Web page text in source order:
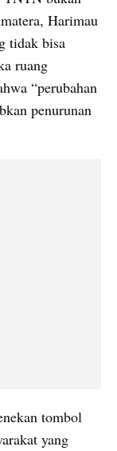
Harimau
tidak bisa
ruang
“perubahan
penurunan
tombol
yang